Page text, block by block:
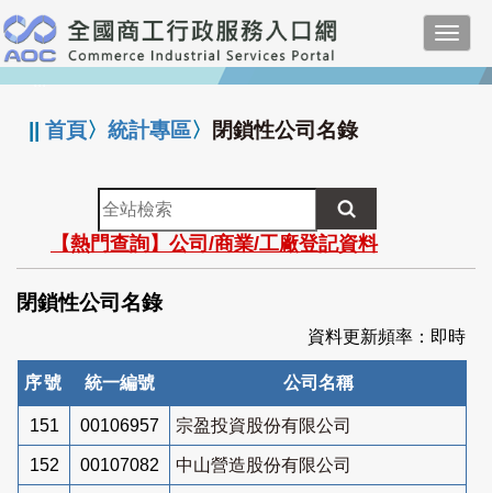
跳
到
主
要
:::
||首頁〉統計專區〉 閉鎖性公司名錄
全
站
檢
索
【熱門查詢】公司/商業/工廠登記資料
閉鎖性公司名錄
資料更新頻率：即時
序號 統一編號 公司名稱
151 00106957 宗盈投資股份有限公司
152 00107082 中山營造股份有限公司